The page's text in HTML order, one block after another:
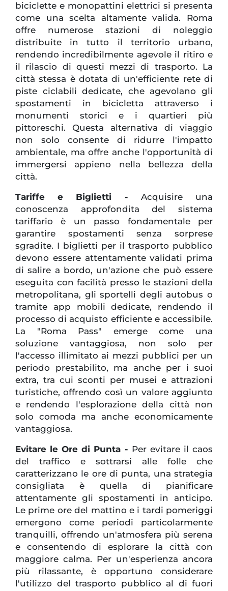
biciclette e monopattini elettrici si presenta
come una scelta altamente valida. Roma
offre numerose stazioni di noleggio
distribuite in tutto il territorio urbano,
rendendo incredibilmente agevole il ritiro e
il rilascio di questi mezzi di trasporto. La
città stessa è dotata di un'efficiente rete di
piste ciclabili dedicate, che agevolano gli
spostamenti in bicicletta attraverso i
monumenti storici e i quartieri più
pittoreschi. Questa alternativa di viaggio
non solo consente di ridurre l'impatto
ambientale, ma offre anche l'opportunità di
immergersi appieno nella bellezza della
città.
Tariffe e Biglietti - Acquisire una
conoscenza approfondita del sistema
tariffario è un passo fondamentale per
garantire spostamenti senza sorprese
sgradite. I biglietti per il trasporto pubblico
devono essere attentamente validati prima
di salire a bordo, un'azione che può essere
eseguita con facilità presso le stazioni della
metropolitana, gli sportelli degli autobus o
tramite app mobili dedicate, rendendo il
processo di acquisto efficiente e accessibile.
La "Roma Pass" emerge come una
soluzione vantaggiosa, non solo per
l'accesso illimitato ai mezzi pubblici per un
periodo prestabilito, ma anche per i suoi
extra, tra cui sconti per musei e attrazioni
turistiche, offrendo così un valore aggiunto
e rendendo l'esplorazione della città non
solo comoda ma anche economicamente
vantaggiosa.
Evitare le Ore di Punta - Per evitare il caos
del traffico e sottrarsi alle folle che
caratterizzano le ore di punta, una strategia
consigliata è quella di pianificare
attentamente gli spostamenti in anticipo.
Le prime ore del mattino e i tardi pomeriggi
emergono come periodi particolarmente
tranquilli, offrendo un'atmosfera più serena
e consentendo di esplorare la città con
maggiore calma. Per un'esperienza ancora
più rilassante, è opportuno considerare
l'utilizzo del trasporto pubblico al di fuori